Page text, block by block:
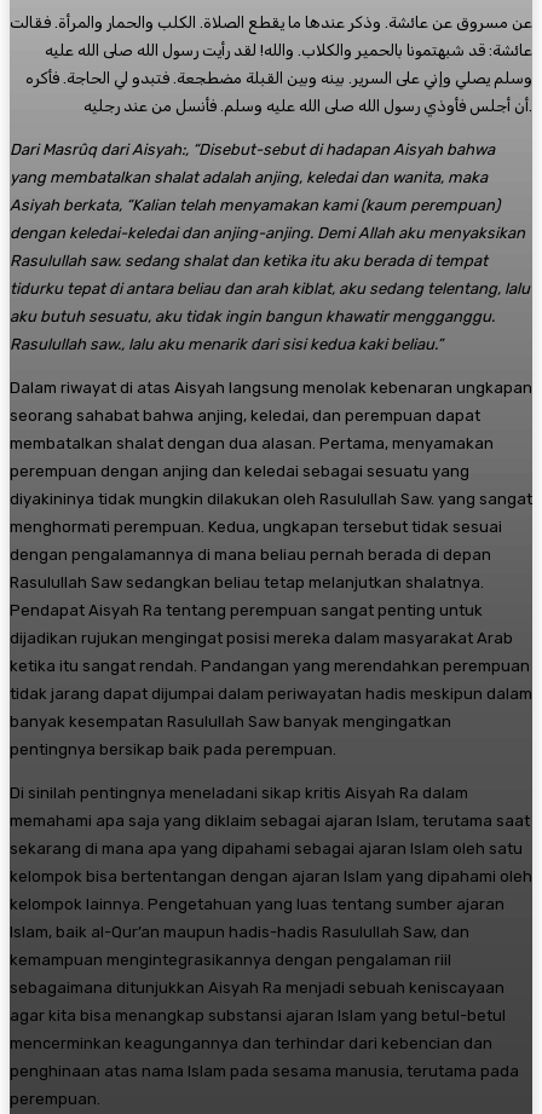
عن مسروق عن عائشة. وذكر عندها ما يقطع الصلاة. الكلب والحمار والمرأة. فقالت
عائشة: قد شبهتمونا بالحمير والكلاب. والله! لقد رأيت رسول الله صلى الله عليه
وسلم يصلي وإني على السرير. بينه وبين القبلة مضطجعة. فتبدو لي الحاجة. فأكره
Dari Masrûq dari Aisyah:, “Disebut-sebut di hadapan Aisyah bahwa
yang membatalkan shalat adalah anjing, keledai dan wanita, maka
Asiyah berkata, “Kalian telah menyamakan kami (kaum perempuan)
dengan keledai-keledai dan anjing-anjing. Demi Allah aku menyaksikan
Rasulullah saw. sedang shalat dan ketika itu aku berada di tempat
tidurku tepat di antara beliau dan arah kiblat, aku sedang telentang, lalu
aku butuh sesuatu, aku tidak ingin bangun khawatir mengganggu.
Rasulullah saw., lalu aku menarik dari sisi kedua kaki beliau.”
Dalam riwayat di atas Aisyah langsung menolak kebenaran ungkapan
seorang sahabat bahwa anjing, keledai, dan perempuan dapat
membatalkan shalat dengan dua alasan. Pertama, menyamakan
perempuan dengan anjing dan keledai sebagai sesuatu yang
diyakininya tidak mungkin dilakukan oleh Rasulullah Saw. yang sangat
menghormati perempuan. Kedua, ungkapan tersebut tidak sesuai
dengan pengalamannya di mana beliau pernah berada di depan
Rasulullah Saw sedangkan beliau tetap melanjutkan shalatnya.
Pendapat Aisyah Ra tentang perempuan sangat penting untuk
dijadikan rujukan mengingat posisi mereka dalam masyarakat Arab
ketika itu sangat rendah. Pandangan yang merendahkan perempuan
tidak jarang dapat dijumpai dalam periwayatan hadis meskipun dalam
banyak kesempatan Rasulullah Saw banyak mengingatkan
pentingnya bersikap baik pada perempuan.
Di sinilah pentingnya meneladani sikap kritis Aisyah Ra dalam
memahami apa saja yang diklaim sebagai ajaran Islam, terutama saat
sekarang di mana apa yang dipahami sebagai ajaran Islam oleh satu
kelompok bisa bertentangan dengan ajaran Islam yang dipahami oleh
kelompok lainnya. Pengetahuan yang luas tentang sumber ajaran
Islam, baik al-Qur’an maupun hadis-hadis Rasulullah Saw, dan
kemampuan mengintegrasikannya dengan pengalaman riil
sebagaimana ditunjukkan Aisyah Ra menjadi sebuah keniscayaan
agar kita bisa menangkap substansi ajaran Islam yang betul-betul
mencerminkan keagungannya dan terhindar dari kebencian dan
penghinaan atas nama Islam pada sesama manusia, terutama pada
perempuan.